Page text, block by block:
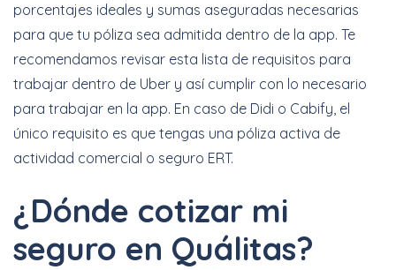
porcentajes ideales y sumas aseguradas necesarias
para que tu póliza sea admitida dentro de la app. Te
recomendamos revisar esta lista de requisitos para
trabajar dentro de Uber y así cumplir con lo necesario
para trabajar en la app. En caso de Didi o Cabify, el
único requisito es que tengas una póliza activa de
actividad comercial o seguro ERT.
¿Dónde cotizar mi
seguro en Quálitas?